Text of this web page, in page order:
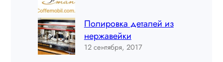
Полировка деталей из
нержавейки
12 сентября, 2017